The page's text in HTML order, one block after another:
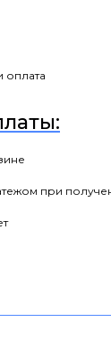
оплата
при